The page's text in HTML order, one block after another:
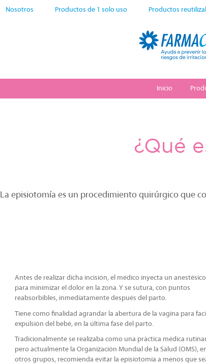
Nosotros Productos de 1 solo uso Productos
Inicio
¿Qué
La episiotomía es un procedimiento quirúrgico que
Antes de realizar dicha incisión, el médico inyecta un
para minimizar el dolor en la zona. Y se sutura, con puntos
reabsorbibles, inmediatamente después del parto.
Tiene como finalidad agrandar la abertura de la vagina para
expulsión del bebé, en la última fase del parto.
Tradicionalmente se realizaba como una práctica médica
pero actualmente la Organización Mundial de la Salud (OMS),
otros grupos, recomienda evitar la episiotomía a menos que